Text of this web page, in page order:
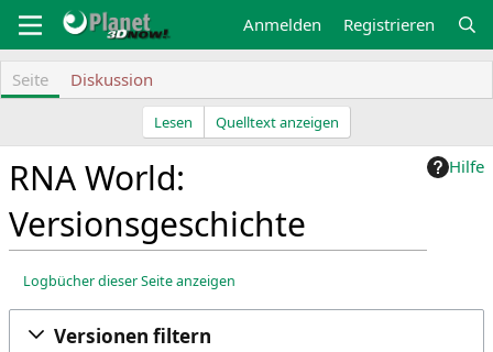
Zum
Inhalt
springen
Anmelden Registrieren
Seite Diskussion
Lesen Quelltext anzeigen
Hilfe
RNA World:
Versionsgeschichte
Logbücher dieser Seite anzeigen
ZZ
Versionen filtern